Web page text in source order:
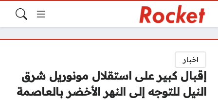
اخبار
إقبال كبير على استقلال مونوريل شرق
النيل للتوجه إلى النهر الأخضر بالعاصمة